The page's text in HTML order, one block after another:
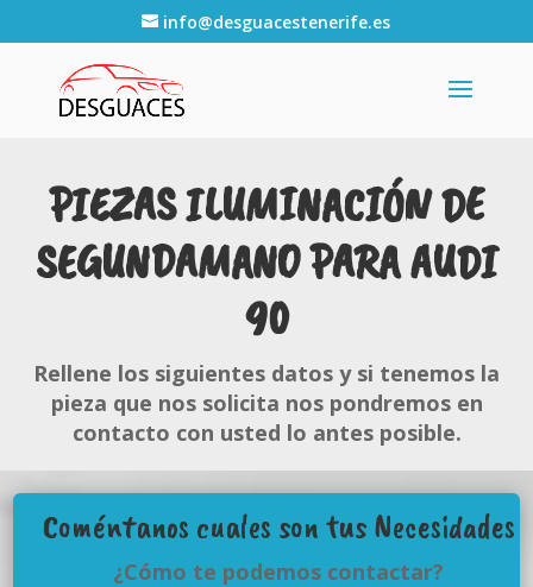
info@desguacestenerife.es
PIEZAS ILUMINACIÓN DE
SEGUNDAMANO PARA AUDI
90
Rellene los siguientes datos y si tenemos la
pieza que nos solicita nos pondremos en
contacto con usted lo antes posible.
Coméntanos cuales son tus Necesidades
¿Cómo te podemos contactar?